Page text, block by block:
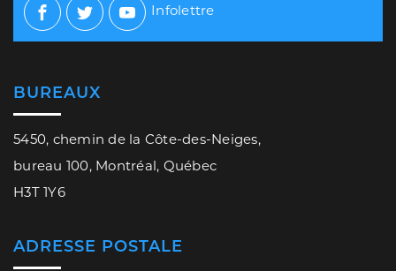
Facebook
TwitterYoutube
Infolettre
BUREAUX
5450, chemin de la Côte-des-Neiges,
bureau 100, Montréal, Québec
H3T 1Y6
ADRESSE POSTALE